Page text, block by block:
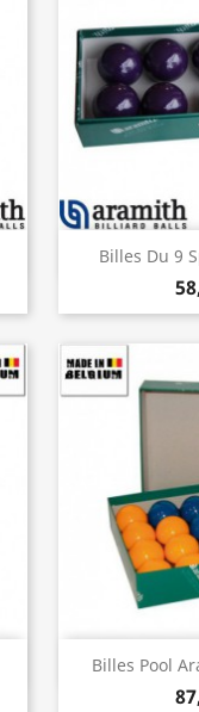
Billes Du 9

Billes Pool
